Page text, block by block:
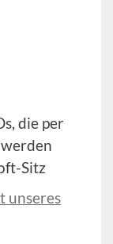
die per
Sitz
unseres